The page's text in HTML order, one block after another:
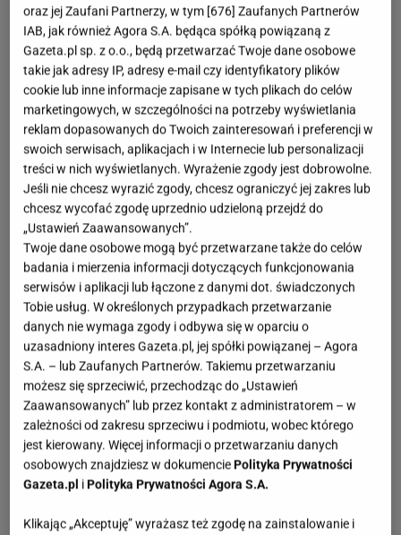
oraz jej Zaufani Partnerzy, w tym [676] Zaufanych Partnerów
IAB, jak również Agora S.A. będąca spółką powiązaną z
Gazeta.pl sp. z o.o., będą przetwarzać Twoje dane osobowe
takie jak adresy IP, adresy e-mail czy identyfikatory plików
cookie lub inne informacje zapisane w tych plikach do celów
marketingowych, w szczególności na potrzeby wyświetlania
reklam dopasowanych do Twoich zainteresowań i preferencji w
swoich serwisach, aplikacjach i w Internecie lub personalizacji
treści w nich wyświetlanych. Wyrażenie zgody jest dobrowolne.
Jeśli nie chcesz wyrazić zgody, chcesz ograniczyć jej zakres lub
chcesz wycofać zgodę uprzednio udzieloną przejdź do
„Ustawień Zaawansowanych”.
Twoje dane osobowe mogą być przetwarzane także do celów
badania i mierzenia informacji dotyczących funkcjonowania
serwisów i aplikacji lub łączone z danymi dot. świadczonych
Tobie usług. W określonych przypadkach przetwarzanie
danych nie wymaga zgody i odbywa się w oparciu o
uzasadniony interes Gazeta.pl, jej spółki powiązanej – Agora
S.A. – lub Zaufanych Partnerów. Takiemu przetwarzaniu
możesz się sprzeciwić, przechodząc do „Ustawień
Zaawansowanych” lub przez kontakt z administratorem – w
zależności od zakresu sprzeciwu i podmiotu, wobec którego
jest kierowany. Więcej informacji o przetwarzaniu danych
osobowych znajdziesz w dokumencie Polityka Prywatności
Gazeta.pl i Polityka Prywatności Agora S.A.
Klikając „Akceptuję” wyrażasz też zgodę na zainstalowanie i